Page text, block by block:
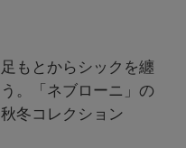
足もとからシックを纏
う。「ネブローニ」の
秋冬コレクション